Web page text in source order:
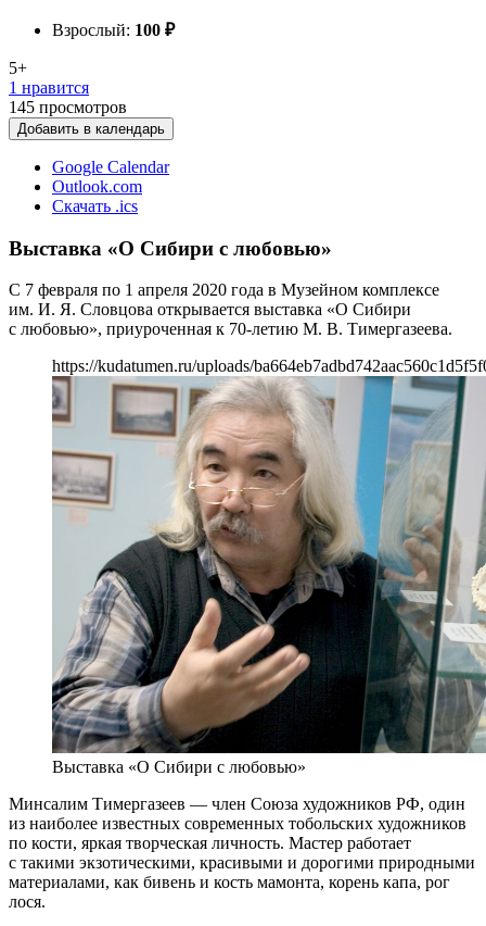
Взрослый: 100 ₽
5+
1 нравится
145 просмотров
Добавить в календарь
Google Calendar
Outlook.com
Скачать .ics
Выставка «О Сибири с любовью»
С 7 февраля по 1 апреля 2020 года в Музейном комплексе
им. И. Я. Словцова открывается выставка «О Сибири
с любовью», приуроченная к 70-летию М. В. Тимергазеева.
https://kudatumen.ru/uploads/
Выставка «О Сибири с любовью»
Минсалим Тимергазеев — член Союза художников РФ, один
из наиболее известных современных тобольских художников
по кости, яркая творческая личность. Мастер работает
с такими экзотическими, красивыми и дорогими природными
материалами, как бивень и кость мамонта, корень капа, рог
лося.